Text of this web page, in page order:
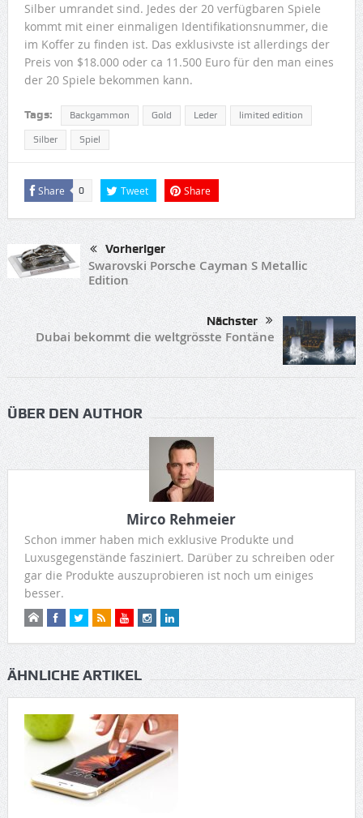
Silber umrandet sind. Jedes der 20 verfügbaren Spiele
kommt mit einer einmaligen Identifikationsnummer, die
im Koffer zu finden ist. Das exklusivste ist allerdings der
Preis von $18.000 oder ca 11.500 Euro für den man eines
der 20 Spiele bekommen kann.
Tags: Backgammon Gold Leder limited edition
Silber Spiel
Share 0 Tweet Share
Vorheriger
Swarovski Porsche Cayman S Metallic
Edition
Nächster
Dubai bekommt die weltgrösste Fontäne
ÜBER DEN AUTHOR
Mirco Rehmeier
Schon immer haben mich exklusive Produkte und
Luxusgegenstände fasziniert. Darüber zu schreiben oder
gar die Produkte auszuprobieren ist noch um einiges
besser.
ÄHNLICHE ARTIKEL